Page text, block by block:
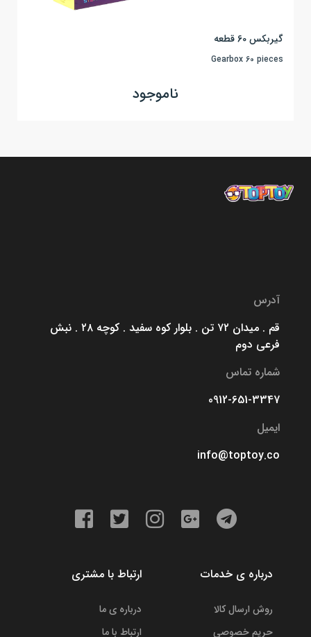
گیربکس 60 قطعه
Gearbox 60 pieces
ناموجود
آدرس
قم . میدان ۷۲ تن . بلوار کوه سفید . کوچه ۲۸ . نبش
فرعی دوم
شماره تماس
0912-651-3347
ایمیل
info@toptoy.co
درباره ی خدمات
روش ارسال کالا
حریم خصوصی
ارتباط با مشتری
درباره ی ما
ارتباط با ما